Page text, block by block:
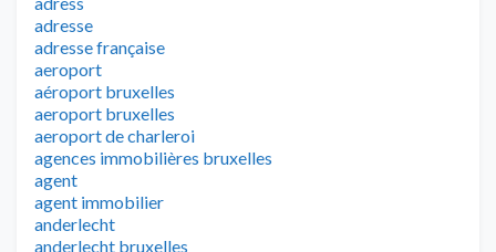
adresse
adresse française
aeroport
aéroport bruxelles
aeroport bruxelles
aeroport de charleroi
agences immobilières bruxelles
agent
agent immobilier
anderlecht
anderlecht bruxelles